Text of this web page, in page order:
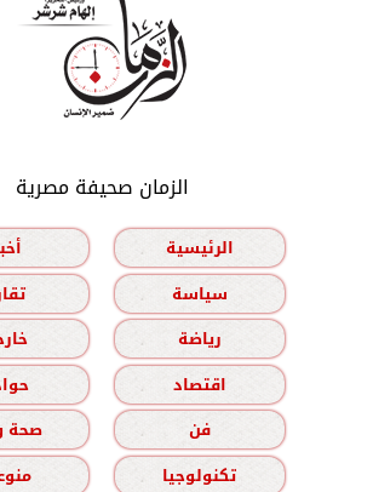
الزمان صحيفة مصرية
الرئيسية
سياسة
رياضة
اقتصاد
فن
صحة
تكنولوجيا